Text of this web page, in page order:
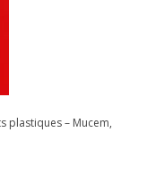
plas­tiques – Mucem,